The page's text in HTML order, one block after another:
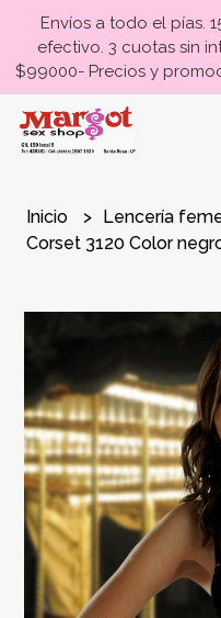
Envíos a todo el pías.
efectivo. 3 cuotas sin
$99000- Precios y
Inicio Lencería
Corset 3120 Color